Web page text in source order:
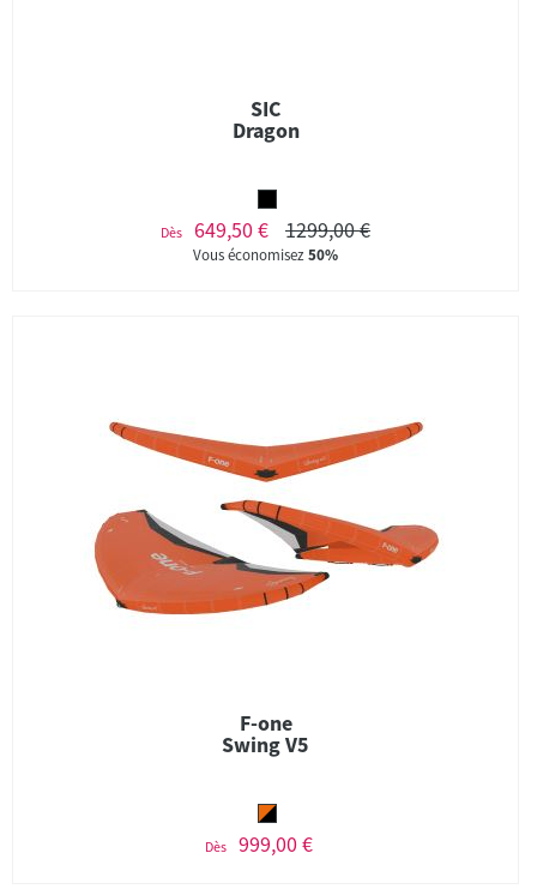
SIC
Dragon
Dès 649,50 € 1299,00 €
Vous économisez50%
F-one
Swing V5
Dès 999,00 €